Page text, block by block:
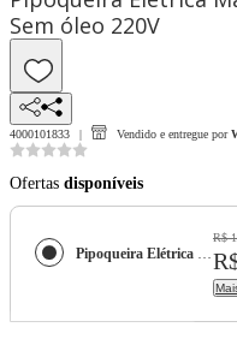
Sem óleo 220V
4000101833 Vendido e entregue por
Ofertas disponíveis
Pipoqueira Elétrica Mallory Toy Story Pipocas Sem óleo 220V
R$